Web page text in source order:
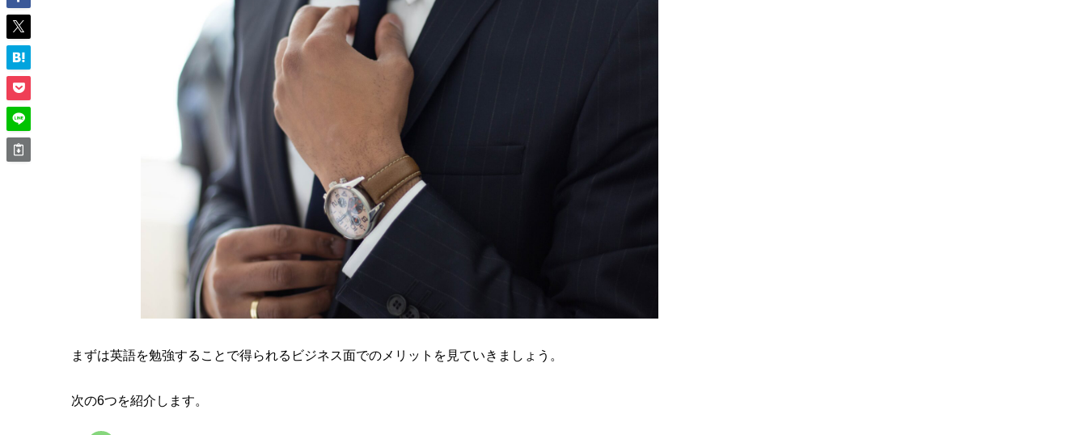
まずは英語を勉強することで得られるビジネス面でのメリットを見ていきましょう。
次の6つを紹介します。